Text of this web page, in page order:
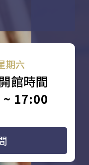
期六
館時間
17:00